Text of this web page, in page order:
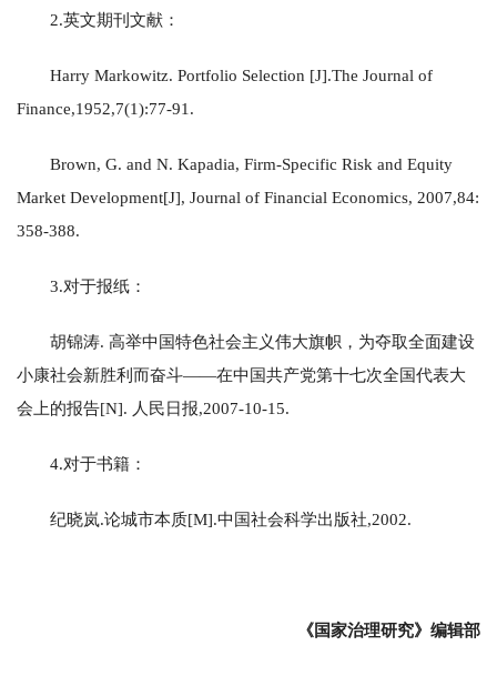
2.英文期刊文献：
Harry Markowitz. Portfolio Selection [J].The Journal of
Finance,1952,7(1):77-91.
Brown, G. and N. Kapadia, Firm-Specific Risk and Equity
Market Development[J], Journal of Financial Economics, 2007,84:
358-388.
3.对于报纸：
胡锦涛. 高举中国特色社会主义伟大旗帜，为夺取全面建设
小康社会新胜利而奋斗——在中国共产党第十七次全国代表大
会上的报告[N]. 人民日报,2007-10-15.
4.对于书籍：
纪晓岚.论城市本质[M].中国社会科学出版社,2002.
《国家治理研究》编辑部